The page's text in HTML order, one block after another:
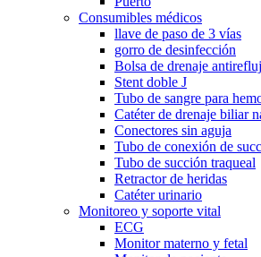
Consumibles médicos
llave de paso de 3 vías
gorro de desinfección
Bolsa de drenaje
Stent doble J
Tubo de sangre para
Catéter de drenaje biliar
Conectores sin aguja
Tubo de conexión de
Tubo de succión traqueal
Retractor de heridas
Catéter urinario
Monitoreo y soporte vital
ECG
Monitor materno y fetal